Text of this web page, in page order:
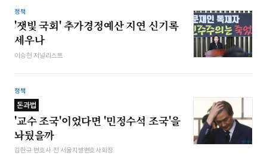
정책
'잿빛 국회' 추가경정예산 지연 신기록
세우나
이승현 저널리스트
정책
돈과법
'교수 조국'이었다면 '민정수석 조국'을
놔뒀을까
김한규 변호사·전 서울지방변호사회장